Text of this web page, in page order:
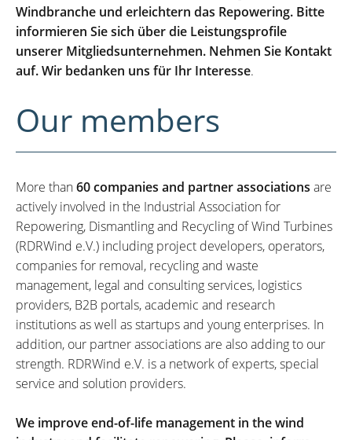
Windbranche und erleichtern das Repowering. Bitte
informieren Sie sich über die Leistungsprofile
unserer Mitgliedsunternehmen. Nehmen Sie Kontakt
auf. Wir bedanken uns für Ihr Interesse.
Our members
More than60 companies and partner associations are
actively involved in the Industrial Association for
Repowering, Dismantling and Recycling of Wind Turbines
(RDRWind e.V.) including project developers, operators,
companies for removal, recycling and waste
management, legal and consulting services, logistics
providers, B2B portals, academic and research
institutions as well as startups and young enterprises. In
addition, our partner associations are also adding to our
strength. RDRWind e.V. is a network of experts, special
service and solution providers.
We improve end-of-life management in the wind